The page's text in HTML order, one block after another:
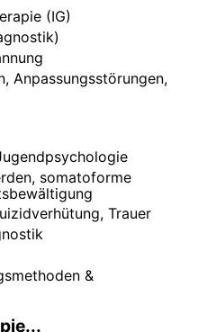
(IG)
Anpassungsstörungen,
somatoforme
Trauer
&